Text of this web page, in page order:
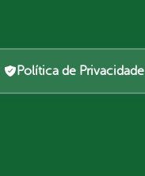
Política de Privacidade